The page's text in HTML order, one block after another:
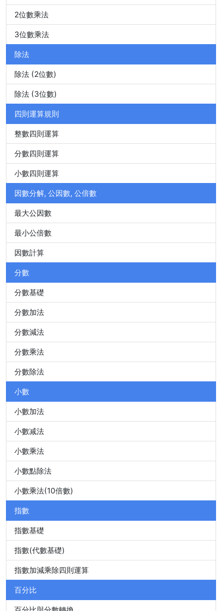
2位數乘法
3位數乘法
除法
除法 (2位數)
除法 (3位數)
四則運算規則
整數四則運算
分數四則運算
小數四則運算
因數分解, 公因數, 公倍數
最大公因數
最小公倍數
因數計算
分數
分數基礎
分數加法
分數減法
分數乘法
分數除法
小數
小數加法
小數减法
小數乘法
小數點除法
小數乘法(10倍數)
指數
指數基礎
指數(代數基礎)
指數加減乘除四則運算
百分比